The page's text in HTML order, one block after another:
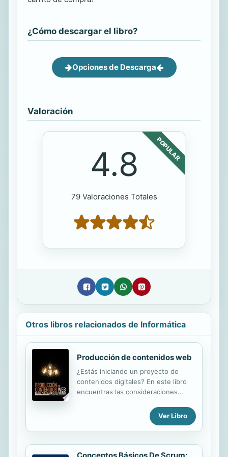
¿Cómo descargar el libro?
Opciones de Descarga
Valoración
POPULAR
4.8
79 Valoraciones Totales
Otros libros relacionados de Informática
Producción de contenidos web
¿Estás iniciando un proyecto de
contenidos digitales? En este libro
encuentras las consideraciones
prácticas que te permitirán lograr
mayor impacto y mejorar la
experiencia de navegación de tu
audiencia. En cinco capítulos se
abordan producciones en texto,
Ver Libro